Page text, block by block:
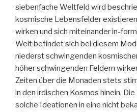
siebenfache Weltfeld wird
kosmische Lebensfelder
wirken und sich miteinander in-
Welt befindet sich bei diesem
niederst schwingenden
höher schwingenden Feldern
Zeiten über die Monaden stets
in den irdischen Kosmos hinein.
solche Ideationen in eine nicht